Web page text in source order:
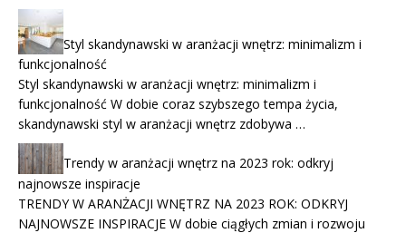
Styl skandynawski w aranżacji wnętrz: minimalizm i
funkcjonalność
Styl skandynawski w aranżacji wnętrz: minimalizm i
funkcjonalność W dobie coraz szybszego tempa życia,
skandynawski styl w aranżacji wnętrz zdobywa …
Trendy w aranżacji wnętrz na 2023 rok: odkryj
najnowsze inspiracje
TRENDY W ARANŻACJI WNĘTRZ NA 2023 ROK: ODKRYJ
NAJNOWSZE INSPIRACJE W dobie ciągłych zmian i rozwoju